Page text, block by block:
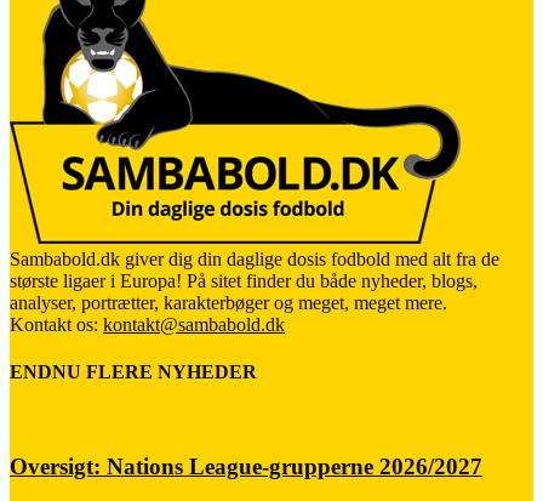
Sambabold.dk giver dig din daglige dosis fodbold med alt fra de
største ligaer i Europa! På sitet finder du både nyheder, blogs,
analyser, portrætter, karakterbøger og meget, meget mere.
Kontakt os: kontakt@sambabold.dk
ENDNU FLERE NYHEDER
Oversigt: Nations League-grupperne 2026/2027